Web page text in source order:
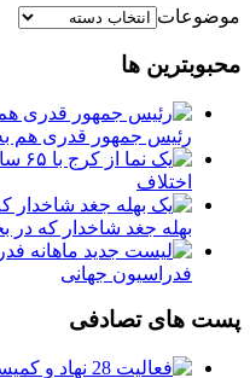
موضوعات
محبوبترین ها
رئیس جمهور قدری هم
اختلاف
بهله جغد شاخدار که
فدراسیون جهانی
پست های تصادفی